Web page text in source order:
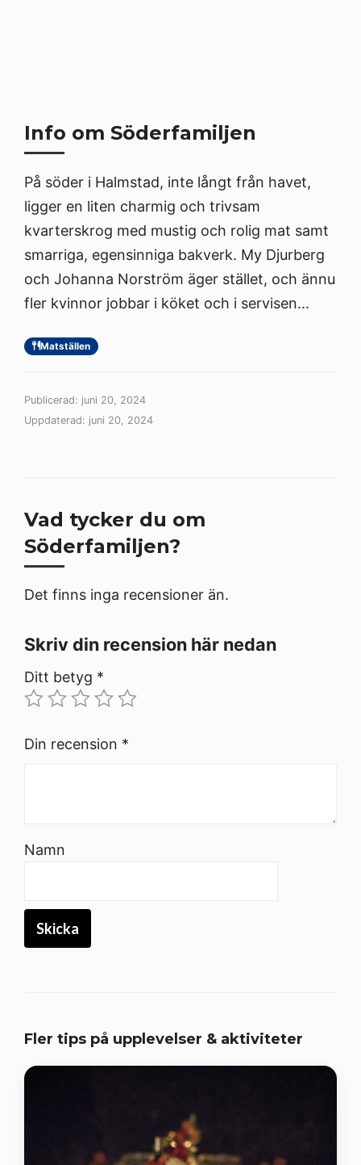
Info om Söderfamiljen
På söder i Halmstad, inte långt från havet,
ligger en liten charmig och trivsam
kvarterskrog med mustig och rolig mat samt
smarriga, egensinniga bakverk. My Djurberg
och Johanna Norström äger stället, och ännu
fler kvinnor jobbar i köket och i servisen...
Matställen
Publicerad: juni 20, 2024
Uppdaterad: juni 20, 2024
Vad tycker du om
Söderfamiljen?
Det finns inga recensioner än.
Skriv din recension här nedan
Ditt betyg *
Din recension *
Namn
Fler tips på upplevelser & aktiviteter